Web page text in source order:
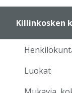
Killinkosken
Luokat